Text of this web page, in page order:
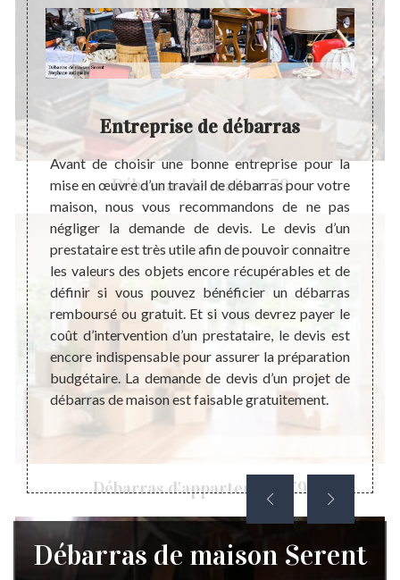
Débarras de maison 79
Débarras d'appartement 79
de
les
de
ou
sont
au
Entreprise de débarras
Avant de choisir une bonne entreprise pour la
mise en œuvre d’un travail de débarras pour votre
maison, nous vous recommandons de ne pas
négliger la demande de devis. Le devis d’un
prestataire est très utile afin de pouvoir connaitre
les valeurs des objets encore récupérables et de
définir si vous pouvez bénéficier un débarras
remboursé ou gratuit. Et si vous devrez payer le
coût d’intervention d’un prestataire, le devis est
encore indispensable pour assurer la préparation
budgétaire. La demande de devis d’un projet de
débarras de maison est faisable gratuitement.
fait,
plus
vos
le
Débarras de maison Serent